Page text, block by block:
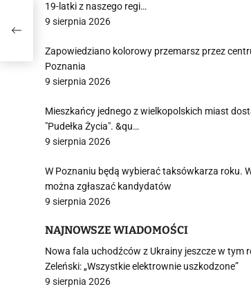
19-latki z naszego regi…
9 sierpnia 2026
Zapowiedziano kolorowy przemarsz przez
Poznania
9 sierpnia 2026
Mieszkańcy jednego z wielkopolskich miast
"Pudełka Życia". &qu…
9 sierpnia 2026
W Poznaniu będą wybierać taksówkarza roku.
można zgłaszać kandydatów
9 sierpnia 2026
NAJNOWSZE WIADOMOŚCI
Nowa fala uchodźców z Ukrainy jeszcze w tym
Zeleński: „Wszystkie elektrownie uszkodzone”
9 sierpnia 2026